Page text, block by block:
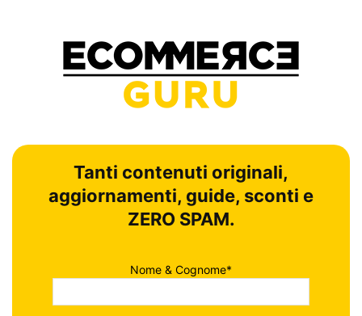
Tanti contenuti originali,
aggiornamenti, guide, sconti e
ZERO SPAM.
Nome & Cognome*